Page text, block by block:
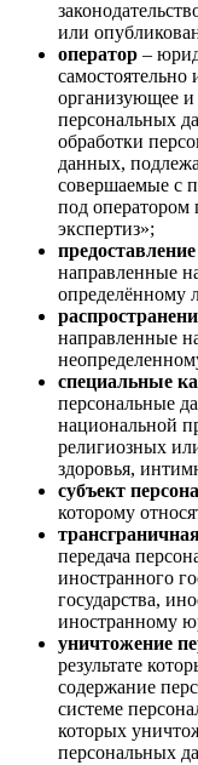
или
оператор –
организующее
персональных
обработки
данных,
совершаемые с
под
экспертиз»;
направленные
определённому
направленные
специальные
персональные
национальной
религиозных
здоровья,
субъект
которому
передача
иностранного
государства,
иностранному
уничтожение
результате
содержание
системе
которых
персональных